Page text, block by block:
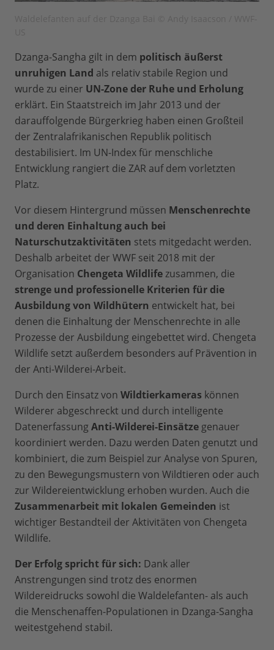
Dzanga-Sangha gilt in dem politisch äußerst
unruhigen Land als relativ stabile Region und
wurde zu einer UN-Zone der Ruhe und Erholung
erklärt. Ein Staatstreich im Jahr 2013 und der
darauffolgende Bürgerkrieg haben einen Großteil
der Zentralafrikanischen Republik politisch
destabilisiert. Im UN-Index für menschliche
Entwicklung rangiert die ZAR auf dem vorletzten
Platz.
Vor diesem Hintergrund müssen Menschenrechte
und deren Einhaltung auch bei
Naturschutzaktivitäten stets mitgedacht werden.
Deshalb arbeitet der WWF seit 2018 mit der
Organisation Chengeta Wildlifezusammen, die
strenge und professionelle Kriterien für die
Ausbildung von Wildhütern entwickelt hat, bei
denen die Einhaltung der Menschenrechte in alle
Prozesse der Ausbildung eingebettet wird. Chengeta
Wildlife setzt außerdem besonders auf Prävention in
der Anti-Wilderei-Arbeit.
Durch den Einsatz von Wildtierkameras können
Wilderer abgeschreckt und durch intelligente
DatenerfassungAnti-Wilderei-Einsätze genauer
koordiniert werden. Dazu werden Daten genutzt und
kombiniert, die zum Beispiel zur Analyse von Spuren,
zu den Bewegungsmustern von Wildtieren oder auch
zur Wildereientwicklung erhoben wurden. Auch die
Zusammenarbeit mit lokalen Gemeinden ist
wichtiger Bestandteil der Aktivitäten von Chengeta
Wildlife.
Der Erfolg spricht für sich: Dank aller
Anstrengungen sind trotz des enormen
Wildereidrucks sowohl die Waldelefanten- als auch
die Menschenaffen-Populationen in Dzanga-Sangha
weitestgehend stabil.